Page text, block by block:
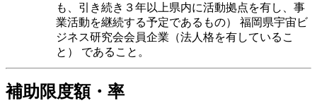
も、引き続き３年以上県内に活動拠点を有し、事
業活動を継続する予定であるもの） 福岡県宇宙ビ
ジネス研究会会員企業（法人格を有しているこ
と） であること。
補助限度額・率